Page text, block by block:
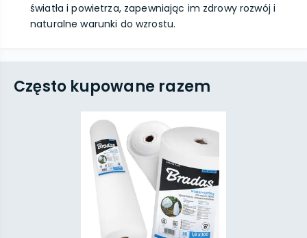
światła i powietrza, zapewniając im zdrowy rozwój i
naturalne warunki do wzrostu.
Często kupowane razem